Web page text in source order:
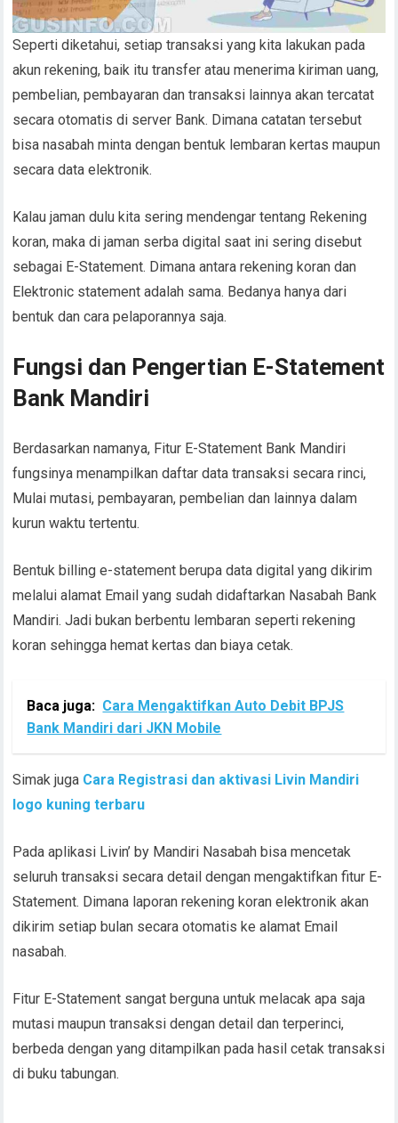
Seperti diketahui, setiap transaksi yang kita lakukan pada
akun rekening, baik itu transfer atau menerima kiriman uang,
pembelian, pembayaran dan transaksi lainnya akan tercatat
secara otomatis di server Bank. Dimana catatan tersebut
bisa nasabah minta dengan bentuk lembaran kertas maupun
secara data elektronik.
Kalau jaman dulu kita sering mendengar tentang Rekening
koran, maka di jaman serba digital saat ini sering disebut
sebagai E-Statement. Dimana antara rekening koran dan
Elektronic statement adalah sama. Bedanya hanya dari
bentuk dan cara pelaporannya saja.
Fungsi dan Pengertian E-Statement
Bank Mandiri
Berdasarkan namanya, Fitur E-Statement Bank Mandiri
fungsinya menampilkan daftar data transaksi secara rinci,
Mulai mutasi, pembayaran, pembelian dan lainnya dalam
kurun waktu tertentu.
Bentuk billing e-statement berupa data digital yang dikirim
melalui alamat Email yang sudah didaftarkan Nasabah Bank
Mandiri. Jadi bukan berbentu lembaran seperti rekening
koran sehingga hemat kertas dan biaya cetak.
Baca juga: Cara Mengaktifkan Auto Debit BPJS
Bank Mandiri dari JKN Mobile
Simak juga Cara Registrasi dan aktivasi Livin Mandiri
logo kuning terbaru
Pada aplikasi Livin’ by Mandiri Nasabah bisa mencetak
seluruh transaksi secara detail dengan mengaktifkan fitur E-
Statement. Dimana laporan rekening koran elektronik akan
dikirim setiap bulan secara otomatis ke alamat Email
nasabah.
Fitur E-Statement sangat berguna untuk melacak apa saja
mutasi maupun transaksi dengan detail dan terperinci,
berbeda dengan yang ditampilkan pada hasil cetak transaksi
di buku tabungan.